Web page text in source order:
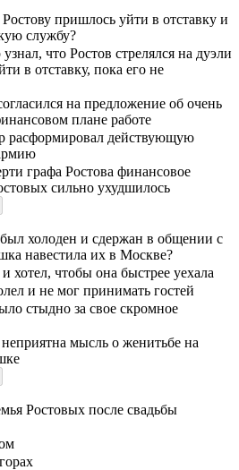
пришлось уйти в отставку и
службу?
что Ростов стрелялся на дуэли
в отставку, пока его не
на предложение об очень
плане работе
расформировал действующую
графа Ростова финансовое
сильно ухудшилось
холоден и сдержан в общении с
навестила их в Москве?
хотел, чтобы она быстрее уехала
и не мог принимать гостей
стыдно за свое скромное
мысль о женитьбе на
Ростовых после свадьбы